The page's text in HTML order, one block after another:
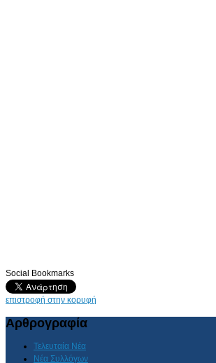
Social Bookmarks
επιστροφή στην κορυφή
Αρθρογραφία
Τελευταία Νέα
Νέα Συλλόγων